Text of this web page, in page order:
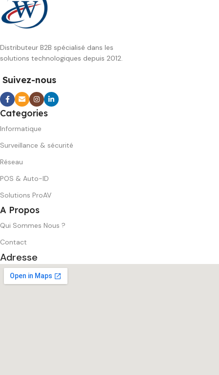
Distributeur B2B spécialisé dans les
solutions technologiques depuis 2012.
Suivez-nous
Categories
Informatique
Surveillance & sécurité
Réseau
POS & Auto-ID
Solutions ProAV
A Propos
Qui Sommes Nous ?
Contact
Adresse